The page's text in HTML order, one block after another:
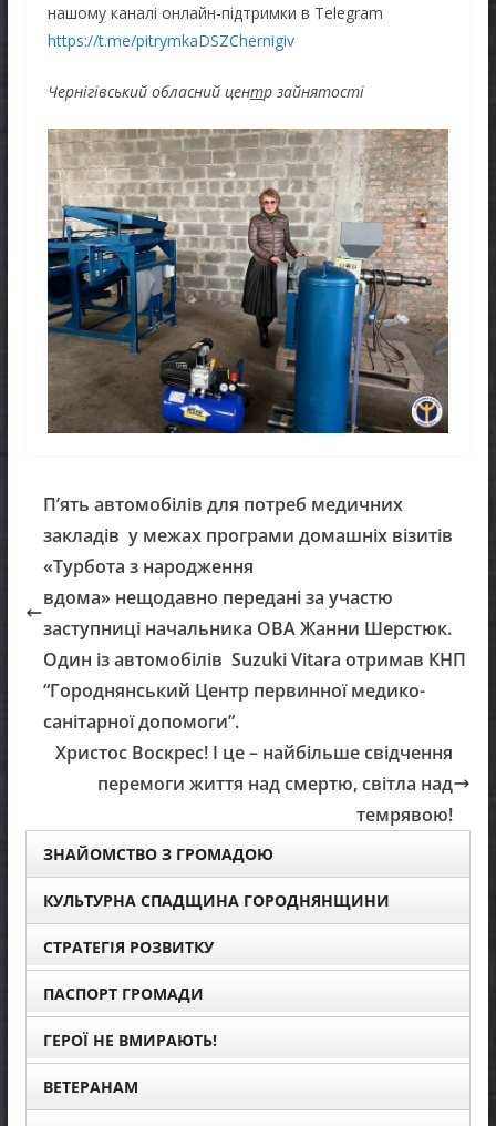
нашому каналі онлайн-підтримки в Telegram
https://t.me/pitrymkaDSZChernigiv
Чернігівський обласний центр зайнятості
П’ять автомобілів для потреб медичних
закладів у межах програми домашніх візитів
«Турбота з народження
вдома» нещодавно передані за участю
заступниці начальника ОВА Жанни Шерстюк.
Один із автомобілів Suzuki Vitara отримав КНП
“Городнянський Центр первинної медико-
санітарної допомоги”.
Христос Воскрес! І це – найбільше свідчення
перемоги життя над смертю, світла над
темрявою!
ЗНАЙОМСТВО З ГРОМАДОЮ
КУЛЬТУРНА СПАДЩИНА ГОРОДНЯНЩИНИ
СТРАТЕГІЯ РОЗВИТКУ
ПАСПОРТ ГРОМАДИ
ГЕРОЇ НЕ ВМИРАЮТЬ!
ВЕТЕРАНАМ